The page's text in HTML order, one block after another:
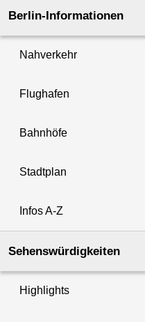
Berlin-Informationen
Nahverkehr
Flughafen
Bahnhöfe
Stadtplan
Infos A-Z
Sehenswürdigkeiten
Highlights